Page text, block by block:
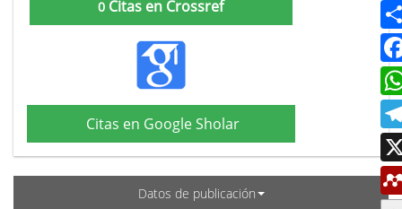
0 Citas en Crossref
Citas en Google Sholar
Datos de publicación